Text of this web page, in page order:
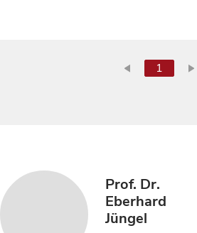
1
Prof. Dr.
Eberhard
Jüngel